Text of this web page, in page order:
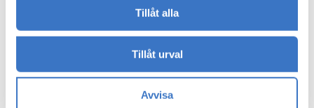
Tillåt alla
Tillåt urval
Avvisa